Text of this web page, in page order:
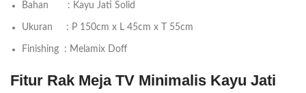
Bahan : Kayu Jati Solid
Ukuran : P 150cm x L 45cm x T 55cm
Finishing : Melamix Doff
Fitur Rak Meja TV Minimalis Kayu Jati